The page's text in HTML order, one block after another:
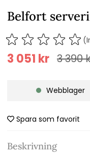
Belfort
3 390
3 051 kr
Webblager
Spara som favorit
Beskrivning